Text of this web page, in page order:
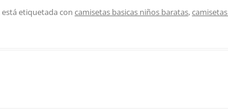
está etiquetada con camisetas basicas niños baratas,